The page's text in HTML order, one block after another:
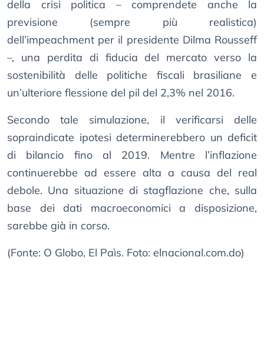
della crisi politica – comprendete anche la
previsione (sempre più realistica)
dell’impeachment per il presidente Dilma Rousseff
–, una perdita di fiducia del mercato verso la
sostenibilità delle politiche fiscali brasiliane e
un’ulteriore flessione del pil del 2,3% nel 2016.
Secondo tale simulazione, il verificarsi delle
sopraindicate ipotesi determinerebbero un deficit
di bilancio fino al 2019. Mentre l’inflazione
continuerebbe ad essere alta a causa del real
debole. Una situazione di stagflazione che, sulla
base dei dati macroeconomici a disposizione,
sarebbe già in corso.
(Fonte: O Globo, El Paìs. Foto: elnacional.com.do)